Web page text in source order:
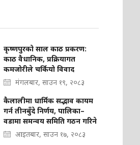
कृष्णपुरको साल काठ प्रकरण:
काठ वैधानिक, प्रक्रियागत
कमजोरीले चर्कियो विवाद
मंगलबार, साउन १९, २०८३
कैलालीमा धार्मिक सद्भाव कायम
गर्न तीनबुँदे निर्णय, पालिका–
वडामा समन्वय समिति गठन गरिने
आइतबार, साउन १७, २०८३